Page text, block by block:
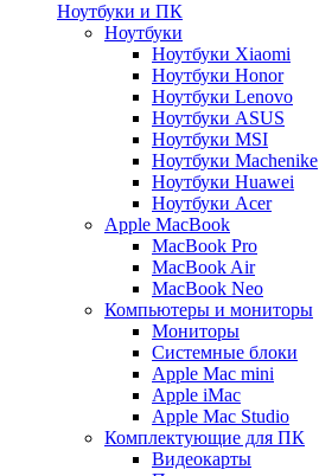
Ноутбуки и ПК
Ноутбуки
Ноутбуки Xiaomi
Ноутбуки Honor
Ноутбуки Lenovo
Ноутбуки ASUS
Ноутбуки MSI
Ноутбуки Machenike
Ноутбуки Huawei
Ноутбуки Acer
Apple MacBook
MacBook Pro
MacBook Air
MacBook Neo
Компьютеры и мониторы
Мониторы
Системные блоки
Apple Mac mini
Apple iMac
Apple Mac Studio
Комплектующие для ПК
Видеокарты